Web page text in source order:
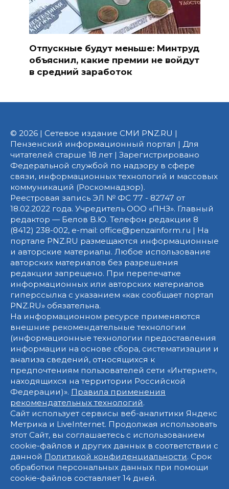
Отпускные будут меньше: Минтруд
объяснил, какие премии не войдут
в средний заработок
© 2026 | Сетевое издание СМИ PNZ.RU |
Пензенский информационный портал | Для
читателей старше 18 лет | Зарегистрировано
Федеральной службой по надзору в сфере
связи, информационных технологий и массовых
коммуникаций (Роскомнадзор).
Реестровая запись ЭЛ № ФС 77 - 82747 от
18.02.2022 года. Учредитель ООО «ПНЗ». Главный
редактор — Белов В.Ю. Телефон редакции 8
(8412) 238-002, e-mail: office@penzainform.ru | На
портале PNZ.RU размещаются информационные
и авторские материалы. Любое использование
авторских материалов без разрешения
редакции запрещено. При перепечатке
информационных или авторских материалов
гиперссылка с указанием «как сообщает портал
PNZ.RU» обязательна.
На информационном ресурсе применяются
внешние рекомендательные технологии
(информационные технологии предоставления
информации на основе сбора, систематизации и
анализа сведений, относящихся к
предпочтениям пользователей сети «Интернет»,
находящихся на территории Российской
Федерации)». Правила применения
рекомендательных технологий.
Сайт использует сервисы веб-аналитики Яндекс
Метрика и LiveInternet. Продолжая использовать
этот Сайт, вы соглашаетесь с использованием
cookie-файлов и других данных в соответствии с
данной Политикой конфиденциальности. Срок
обработки персональных данных при помощи
cookie-файлов составляет 14 дней.